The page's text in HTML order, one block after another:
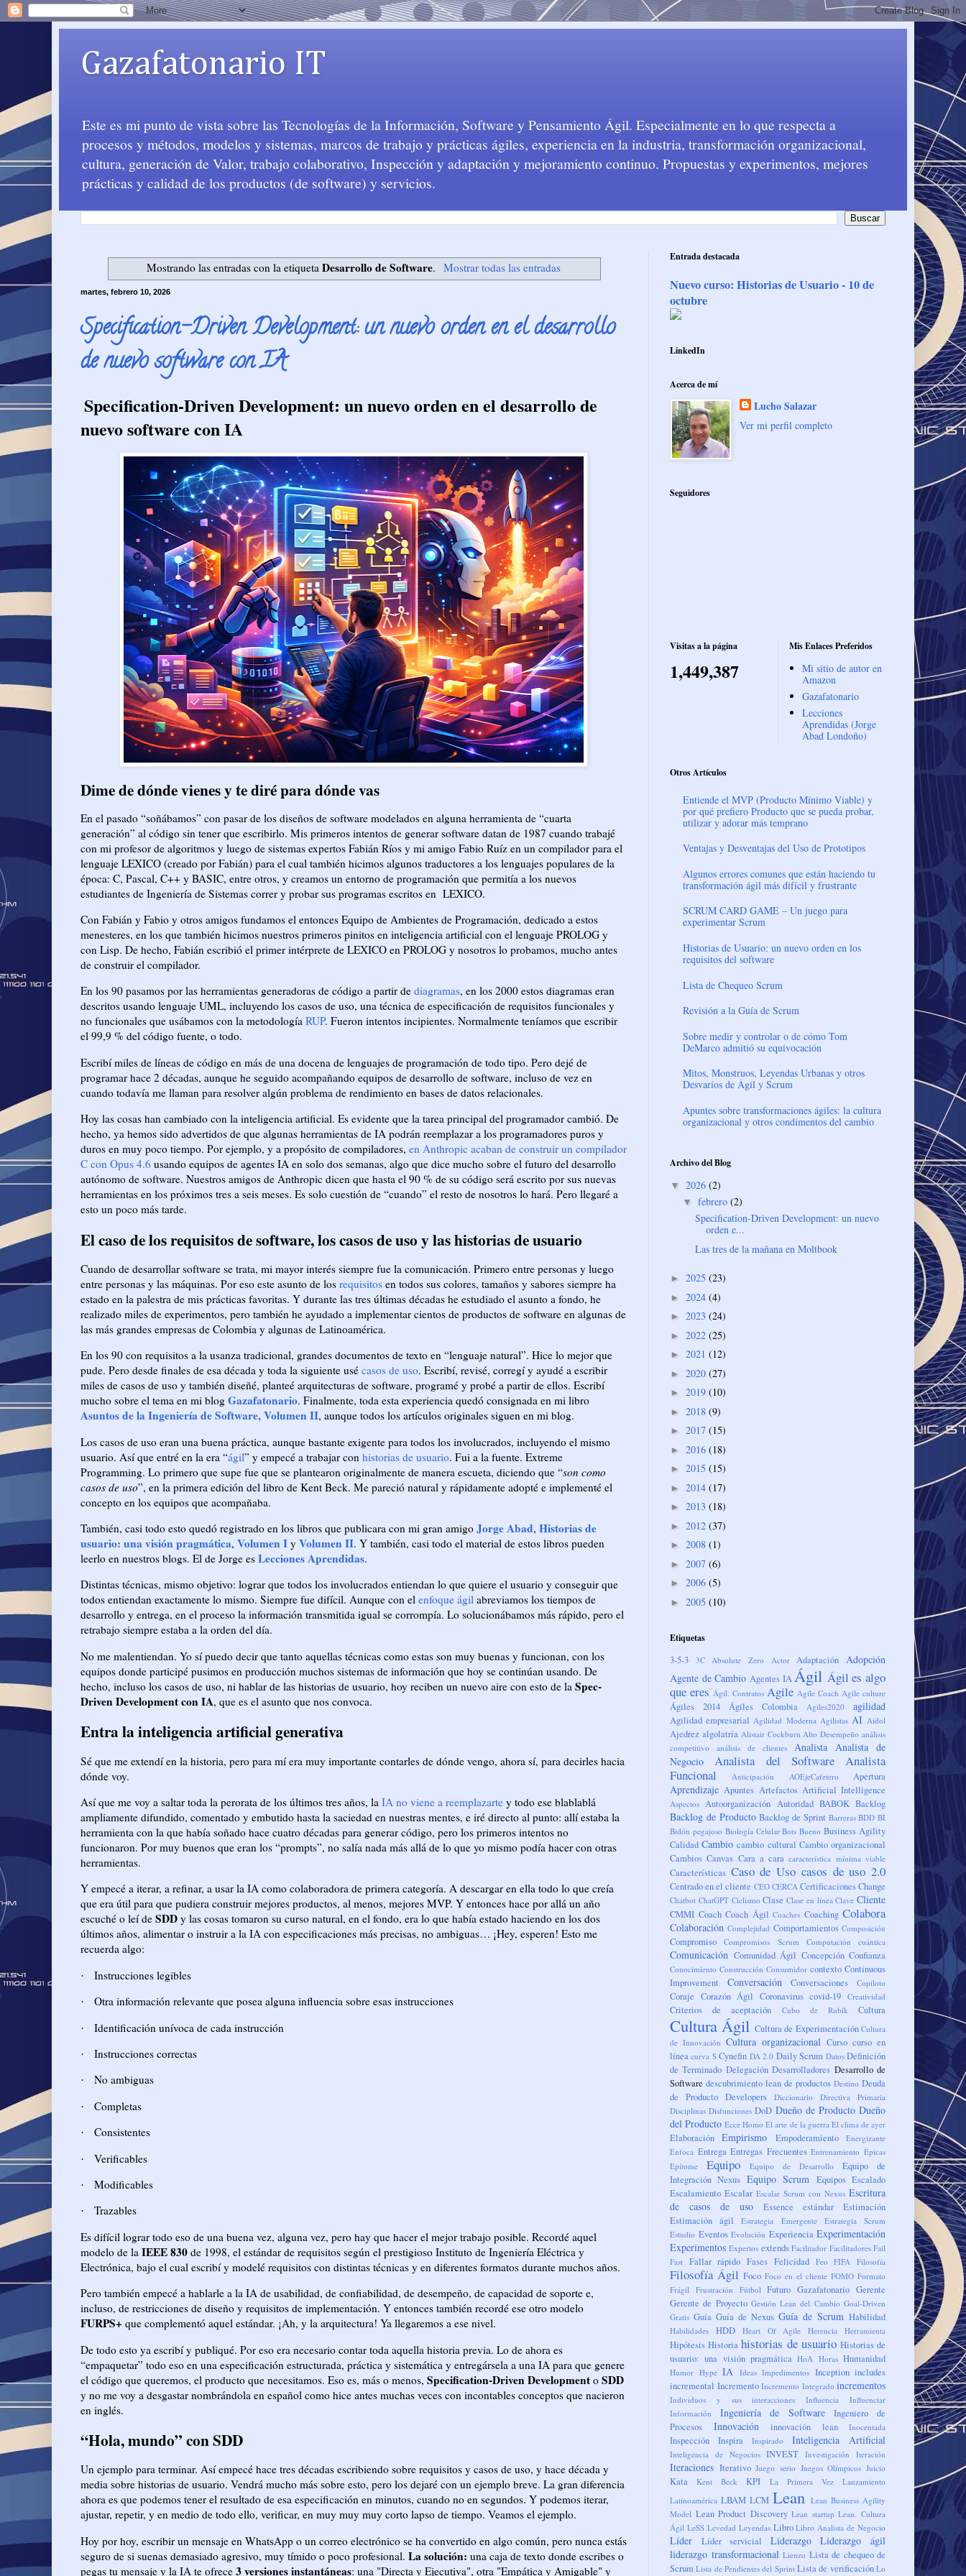
Gazafatonario IT
Este es mi punto de vista sobre las Tecnologías de la Información, Software y Pensamiento Ágil. Especialmente en lo que respecta a
procesos y métodos, modelos y sistemas, marcos de trabajo y prácticas ágiles, experiencia en la industria, transformación organizacional,
cultura, generación de Valor, trabajo colaborativo, Inspección y adaptación y mejoramiento continuo. Propuestas y experimentos, mejores
prácticas y calidad de los productos (de software) y servicios.
Mostrando las entradas con la etiquetaDesarrollo de Software. Mostrar todas las entradas
martes, febrero 10, 2026
Specification-Driven Development: un nuevo orden en el desarrollo
de nuevo software con IA
Specification-Driven Development: un nuevo orden en el desarrollo de
nuevo software con IA
Dime de dónde vienes y te diré para dónde vas
En el pasado “soñábamos” con pasar de los diseños de software modelados en alguna herramienta de “cuarta
generación” al código sin tener que escribirlo. Mis primeros intentos de generar software datan de 1987 cuando trabajé
con mi profesor de algoritmos y luego de sistemas expertos Fabián Ríos y mi amigo Fabio Ruíz en un compilador para el
lenguaje LEXICO (creado por Fabián) para el cual también hicimos algunos traductores a los lenguajes populares de la
época: C, Pascal, C++ y BASIC, entre otros, y creamos un entorno de programación que permitía a los nuevos
estudiantes de Ingeniería de Sistemas correr y probar sus programas escritos en LEXICO.
Con Fabián y Fabio y otros amigos fundamos el entonces Equipo de Ambientes de Programación, dedicado a estos
menesteres, en los que también hicimos nuestros primeros pinitos en inteligencia artificial con el lenguaje PROLOG y
con Lisp. De hecho, Fabián escribió el primer intérprete de LEXICO en PROLOG y nosotros lo probamos, mucho antes
de construir el compilador.
En los 90 pasamos por las herramientas generadoras de código a partir de diagramas, en los 2000 estos diagramas eran
descritos usando lenguaje UML, incluyendo los casos de uso, una técnica de especificación de requisitos funcionales y
no funcionales que usábamos con la metodología RUP. Fueron intentos incipientes. Normalmente teníamos que escribir
el 99,9 % del código fuente, o todo.
Escribí miles de líneas de código en más de una docena de lenguajes de programación de todo tipo. Pero dejé de
programar hace 2 décadas, aunque he seguido acompañando equipos de desarrollo de software, incluso de vez en
cuando todavía me llaman para resolver algún problema de rendimiento en bases de datos relacionales.
Hoy las cosas han cambiado con la inteligencia artificial. Es evidente que la tarea principal del programador cambió. De
hecho, ya hemos sido advertidos de que algunas herramientas de IA podrán reemplazar a los programadores puros y
duros en muy poco tiempo. Por ejemplo, y a propósito de compiladores, en Anthropic acaban de construir un compilador
C con Opus 4.6 usando equipos de agentes IA en solo dos semanas, algo que dice mucho sobre el futuro del desarrollo
autónomo de software. Nuestros amigos de Anthropic dicen que hasta el 90 % de su código será escrito por sus nuevas
herramientas en los próximos tres a seis meses. Es solo cuestión de “cuando” el resto de nosotros lo hará. Pero llegaré a
esto un poco más tarde.
El caso de los requisitos de software, los casos de uso y las historias de usuario
Cuando de desarrollar software se trata, mi mayor interés siempre fue la comunicación. Primero entre personas y luego
entre personas y las máquinas. Por eso este asunto de los requisitos en todos sus colores, tamaños y sabores siempre ha
estado en la palestra de mis prácticas favoritas. Y durante las tres últimas décadas he estudiado el asunto a fondo, he
realizado miles de experimentos, pero también he ayudado a implementar cientos de productos de software en algunas de
las más grandes empresas de Colombia y algunas de Latinoamérica.
En los 90 con requisitos a la usanza tradicional, grandes documentos de texto en “lenguaje natural”. Hice lo mejor que
pude. Pero desde finales de esa década y toda la siguiente usé casos de uso. Escribí, revisé, corregí y ayudé a escribir
miles de casos de uso y también diseñé, planteé arquitecturas de software, programé y probé a partir de ellos. Escribí
mucho sobre el tema en mi blog Gazafatonario. Finalmente, toda esta experiencia quedó consignada en mi libro
Asuntos de la Ingeniería de Software, Volumen II, aunque todos los artículos originales siguen en mi blog.
Los casos de uso eran una buena práctica, aunque bastante exigente para todos los involucrados, incluyendo el mismo
usuario. Así que entré en la era “ágil” y empecé a trabajar con historias de usuario. Fui a la fuente. Extreme
Programming. Lo primero que supe fue que se plantearon originalmente de manera escueta, diciendo que “son como
casos de uso”, en la primera edición del libro de Kent Beck. Me pareció natural y rápidamente adopté e implementé el
concepto en los equipos que acompañaba.
También, casi todo esto quedó registrado en los libros que publicara con mi gran amigo Jorge Abad, Historias de
usuario: una visión pragmática, Volumen I y Volumen II. Y también, casi todo el material de estos libros pueden
leerlo en nuestros blogs. El de Jorge es Lecciones Aprendidas.
Distintas técnicas, mismo objetivo: lograr que todos los involucrados entiendan lo que quiere el usuario y conseguir que
todos entiendan exactamente lo mismo. Siempre fue difícil. Aunque con el enfoque ágil abreviamos los tiempos de
desarrollo y entrega, en el proceso la información transmitida igual se corrompía. Lo solucionábamos más rápido, pero el
retrabajo siempre estaba a la orden del día.
No me malentiendan. Yo sí puedo decir que tanto aquellas técnicas como estas son muy buenas y funcionan, con los
equipos donde participé pusimos en producción muchos sistemas de información que hoy se continúan usando. De
hecho, incluso los casos de uso, ni hablar de las historias de usuario, hoy reciben un nuevo aire con esto de la Spec-
Driven Development con IA, que es el asunto que nos convoca.
Entra la inteligencia artificial generativa
Sé que me extendí en la historia, pero para mí era muy importante contarles de dónde vengo, ahora sí, para decirles hacia
dónde voy.
Así que me voy a saltar toda la perorata de los últimos tres años, la IA no viene a reemplazarte y todo ese blablablá
ampliamente difundido, comentado y embutido hasta la saciedad en nuestras mentes, e iré directo al punto: allí estaba la
herramienta con la que había soñado hace cuatro décadas para generar código, pero los primeros intentos no
funcionaron. Por muy buenos que eran los “prompts”, no salía nada más allá de lo que yo mismo podía hacer con otras
herramientas.
Y empecé a iterar, a refinar, a usar la IA como colaboradora de primera categoría. A descargar en ella todo lo que creía
que era útil para que pudiera construir mejores productos, al menos, mejores MVP. Y entonces hace por allá un año
escuché o leí de SDD y las cosas tomaron su curso natural, en el fondo, era lo que había estado haciendo en los dos
últimos años, alimentar o instruir a la IA con especificaciones más precisas, no ambiguas… ¡Hey, esperen! Esto me
recuerda algo:
· Instrucciones legibles
· Otra información relevante que posea alguna influencia sobre esas instrucciones
· Identificación unívoca de cada instrucción
· Instrucciones correctas
· No ambiguas
· Completas
· Consistentes
· Verificables
· Modificables
·
Trazables
Es difícil lograr todo eso de una buena vez, alguna vez, pero hay que hacer el mejor trabajo posible. Recordé aquel
modelo de la IEEE 830 de 1998, el estándar de requisitos según el prestigioso Instituto de Ingeniería Eléctrica y
Electrónica, bajo el cual escribí y modelé requisitos con distintas técnicas y en diferentes formatos durante muchos años.
Pero también empecé a hablarle a la IA de usabilidad, de confiabilidad, de desempeño, de capacidad de soporte e,
incluso, de restricciones de diseño y requisitos de implementación. Y entonces también recordé ese otro modelo
FURPS+ que complementó aquel estándar. ¡Ah, y la arquitectura! Ya llegaremos a ese nivel.
De todo esto ya escribí y publiqué. Por eso era necesario contar toda aquella historia previa. Lo de ahora es
“empaquetar” todo eso en una especificación estructurada, práctica y sistemática y entregársela a una IA para que genere
el código que queremos, el producto que necesitamos. Eso es, más o menos, Specification-Driven Development o SDD
y no me voy a desgastar nombrándola en español como hice antes muchas veces con incontables conceptos que nacieron
en inglés.
“Hola, mundo” con SDD
Un ejemplo para terminar. Así empecé hace tres décadas escribiendo sobre requisitos y casos de uso, y hace década y
media sobre historias de usuario. Vendrá mucho más sobre esto, pero los dejaré con un ejemplo breve. La gran diferencia
ahora es que podemos tener el resultado de esa especificación en minutos, cuando no en segundos. Y podemos iterar,
ajustar, repetir, y en medio de todo ello, verificar, en muy muy muy corto lapso de tiempo. Veamos el ejemplo.
Hoy por hoy, escribir un mensaje en WhatsApp o un correo electrónico se ha convertido en algo común, pero nunca estás
seguro de si suenas demasiado agresivo, muy tímido o poco profesional. La solución: una caja de texto donde escribes o
pegas tu mensaje y la IA te ofrece 3 versiones instantáneas: una "Directa y Ejecutiva", otra "Empática y Amigable" y
Entrada destacada
Nuevo curso: Historias de Usuario - 10 de
octubre
LinkedIn
Acerca de mí
Lucho Salazar
Ver mi perfil completo
Seguidores
Visitas a la página
1,449,387
Mis Enlaces Preferidos
Mi sitio de autor en
Amazon
Gazafatonario
Lecciones
Aprendidas (Jorge
Abad Londoño)
Otros Artículos
Entiende el MVP (Producto Mínimo Viable) y
por qué prefiero Producto que se pueda probar,
utilizar y adorar más temprano
Ventajas y Desventajas del Uso de Prototipos
Algunos errores comunes que están haciendo tu
transformación ágil más difícil y frustrante
SCRUM CARD GAME – Un juego para
experimentar Scrum
Historias de Usuario: un nuevo orden en los
requisitos del software
Lista de Chequeo Scrum
Revisión a la Guía de Scrum
Sobre medir y controlar o de cómo Tom
DeMarco admitió su equivocación
Mitos, Monstruos, Leyendas Urbanas y otros
Desvaríos de Ágil y Scrum
Apuntes sobre transformaciones ágiles: la cultura
organizacional y otros condimentos del cambio
Archivo del Blog
▼ 2026 (2)
▼ febrero (2)
Specification-Driven Development: un nuevo
orden e...
Las tres de la mañana en Moltbook
► 2025 (23)
► 2024 (4)
► 2023 (24)
► 2022 (25)
► 2021 (12)
► 2020 (27)
► 2019 (10)
► 2018 (9)
► 2017 (15)
► 2016 (18)
► 2015 (15)
► 2014 (17)
► 2013 (18)
► 2012 (37)
► 2008 (1)
► 2007 (6)
► 2006 (5)
► 2005 (10)
Etiquetas
3-5-3
3C Absolute Zero Actor Adaptación Adopción
Agente de Cambio Agentes IA Ágil Ágil es algo
que eres Ágil. Contratos Agile Agile Coach Agile culture
Ágiles 2014 Ágiles Colombia Agiles2020 agilidad
Agilidad empresarial Agilidad Moderna Agilistas AI Aidol
Ajedrez algolatría Alistair Cockburn Alto Desempeño análisis
competitivo
análisis de clientes Analista Analista de
Negocio
Analista del Software
Analista
Funcional
Anticipación AOEjeCafetero Apertura
Aprendizaje Apuntes Artefactos Artificial Intelligence
Aspectos Autoorganización Autoridad BABOK Backlog
Backlog de Producto Backlog de Sprint Barreras BDD BI
Bidón pegajoso Biología Celular Bots Bueno Business Agility
Calidad Cambio cambio cultural Cambio organizacional
Cambios Canvas Cara a cara característica mínima viable
Características Caso de Uso casos de uso 2.0
Centrado en el cliente CEO CERCA CertificacionesChange
Chatbot ChatGPT Ciclismo Clase Clase en línea Clave Cliente
CMMI Coach Coach Ágil Coaches Coaching Colabora
Colaboración Complejidad Comportamientos Composición
Compromiso Compromisos Scrum Computación cuántica
Comunicación Comunidad Ágil Concepción Confianza
Conocimiento Construcción Consumidor contexto Continuous
Improvement
Conversación Conversaciones Copiloto
Coraje Corazón Ágil Coronavirus covid-19 Creatividad
Criterios de aceptación Cubo de Rubik Cultura
Cultura Ágil Cultura de Experimentación Cultura
de Innovación Cultura organizacional Curso curso en
línea curva S Cynefin DA 2.0 Daily Scrum Datos Definición
de Terminado Delegación Desarrolladores Desarrollo de
Software descubrimiento lean de productos Destino Deuda
de Producto Developers Diccionario
Directiva Primaria
Disciplinas Disfunciones DoD Dueño de Producto Dueño
del Producto Ecce Homo El arte de la guerra El clima de ayer
Elaboración Empirismo Empoderamiento
Energizante
Enfoca Entrega Entregas Frecuentes Entrenamiento Épicas
Epítome
Equipo Equipo de Desarrollo
Equipo de
Integración Nexus Equipo Scrum Equipos Escalado
Escalamiento Escalar Escalar Scrum con Nexus Escritura
de casos de uso
Essence estándar
Estimación
Estimación ágil
Estrategia Emergente
Estrategia Scrum
Estudio Eventos Evolución Experiencia Experimentación
Experimentos Expertos extends Facilitador Facilitadores Fail
Fast Fallar rápido Fases Felicidad Feo FIFA Filosofía
Filosofía Ágil Foco Foco en el cliente FOMO Formato
Frágil Frustración Fútbol Futuro Gazafatonario Gerente
Gerente de Proyecto Gestión Lean del Cambio Goal-Driven
Gratis Guía Guía de Nexus Guía de Scrum Habilidad
Habilidades HDD Heart Of Agile Herencia Herramienta
Hipótesis Historia historias de usuario Historias de
usuario: una visión pragmática HoA Horas Humanidad
Humor Hype IA Ideas Impedimentos Inception includes
incremental Incremento Incremento Integrado incrementos
Individuos y sus interacciones Influencia
Influenciar
Información
Ingeniería de Software
Ingeniero de
Procesos
Innovación innovación lean Inocentada
Inspección Inspira Inspirado Inteligencia Artificial
Inteligencia de Negocios INVEST Investigación Iteración
Iteraciones Iterativo Juego serio Juegos Olímpicos Juicio
Kata Kent Beck KPI La Primera Vez
Lanzamiento
Latinoamérica LBAM LCM Lean Lean Business Agility
Model Lean Product Discovery Lean startup Lean. Cultura
Ágil LeSS Levedad Leyendas Libro Libro Analista de Negocio
Líder Líder servicial Liderazgo
Liderazgo ágil
liderazgo transformacional Lienzo Lista de chequeo de
Scrum Lista de Pendientes del Sprint Lista de verificación Lo